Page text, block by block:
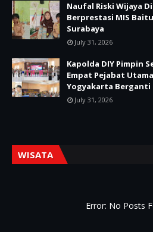
Naufal Riski Wijaya
Berprestasi MIS
Surabaya
July 31, 2026
Kapolda DIY Pimpin
Empat Pejabat
Yogyakarta Berganti
July 31, 2026
WISATA
Error: No Posts